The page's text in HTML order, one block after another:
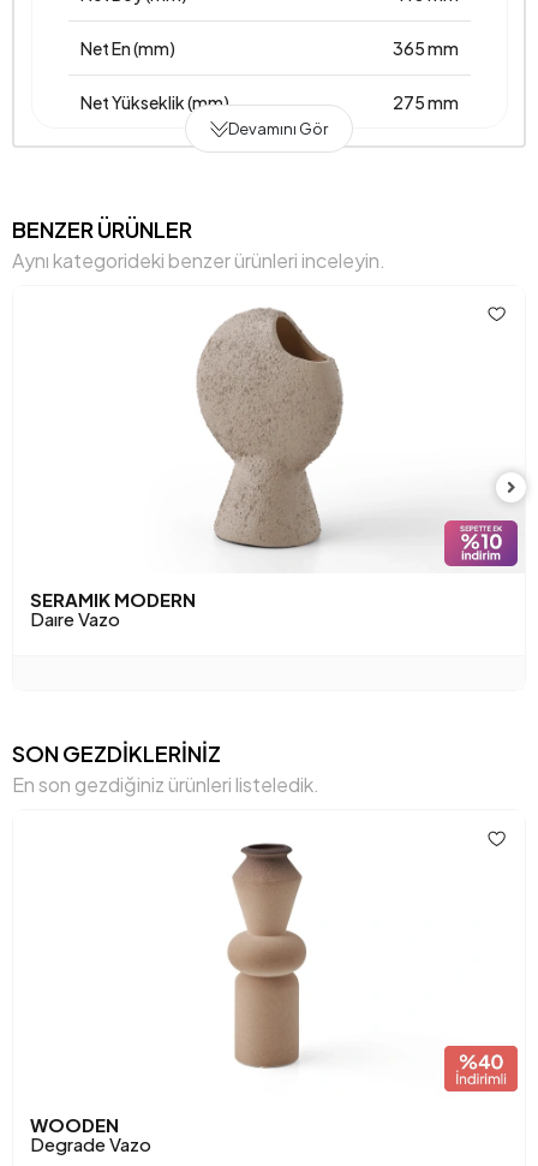
Net En (mm) 365 mm
Net Yükseklik (mm) 275 mm
Devamını Gör
BENZER ÜRÜNLER
Aynı kategorideki benzer ürünleri inceleyin.
SERAMIK MODERN
Daıre Vazo
SON GEZDİKLERİNİZ
En son gezdiğiniz ürünleri listeledik.
WOODEN
Degrade Vazo